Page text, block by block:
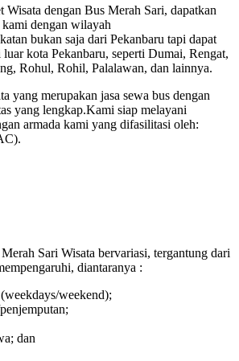
Wisata dengan Bus Merah Sari, dapatkan
dengan wilayah
bukan saja dari Pekanbaru tapi dapat
kota Pekanbaru, seperti Dumai, Rengat,
Rohul, Rohil, Palalawan, dan lainnya.
yang merupakan jasa sewa bus dengan
yang lengkap.Kami siap melayani
armada kami yang difasilitasi oleh:
Sari Wisata bervariasi, tergantung dari
diantaranya :
weekend);
dan